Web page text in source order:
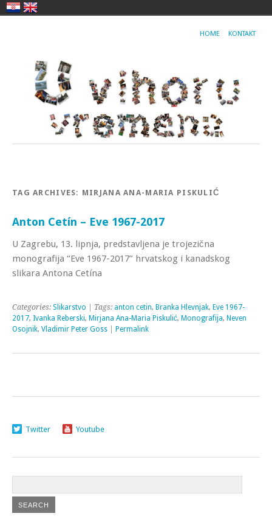
HOME KONTAKT
TAG ARCHIVES: MIRJANA ANA-MARIA PISKULIĆ
Anton Cetín – Eve 1967-2017
U Zagrebu, 13. lipnja, predstavljena je trojezična
monografija “Eve 1967-2017” hrvatskog i kanadskog
slikara Antona Cetína
Categories: Slikarstvo | Tags: anton cetin, Branka Hlevnjak, Eve 1967-
2017, Ivanka Reberski, Mirjana Ana-Maria Piskulić, Monografija, Neven
Osojnik, Vladimir Peter Goss Permalink
Twitter Youtube